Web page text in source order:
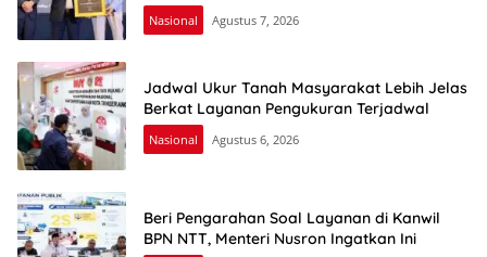
Nasional Agustus 7, 2026
Jadwal Ukur Tanah Masyarakat Lebih Jelas
Berkat Layanan Pengukuran Terjadwal
Nasional Agustus 6, 2026
Beri Pengarahan Soal Layanan di Kanwil
BPN NTT, Menteri Nusron Ingatkan Ini